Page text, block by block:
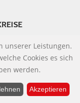
unserer Leistungen.
Cookies es sich
werden.
Akzeptieren